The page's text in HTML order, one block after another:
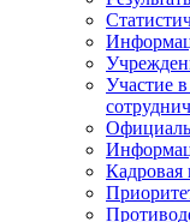
Участие
Кадровая